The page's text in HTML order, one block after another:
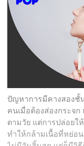
ปัญหาการมีคางสองชั้
คนเมื่อต้องส่องกระจ
ตามวัย แต่การปล่อยใ
ทำให้กล้ามเนื้อที่หย่อ